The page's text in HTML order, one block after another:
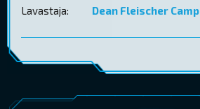
Lavastaja:
Dean Fleischer Camp